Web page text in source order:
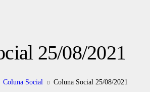
25/08/2021
Coluna Social Coluna Social 25/08/2021